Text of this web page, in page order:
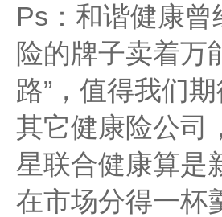
Ps：和谐健康
险的牌子卖着万
路”，值得我们期
其它健康险公司
星联合健康算是
在市场分得一杯